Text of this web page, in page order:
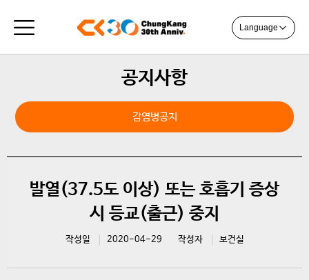
Language
공지사항
감염병공지
발열(37.5도 이상) 또는 호흡기 증상
시 등교(출근) 중지
작성일 2020-04-29 작성자 보건실